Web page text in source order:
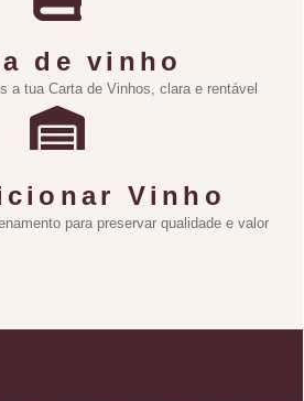
de vinho
a tua Carta de Vinhos, clara e rentável
Vinho
para preservar qualidade e valor